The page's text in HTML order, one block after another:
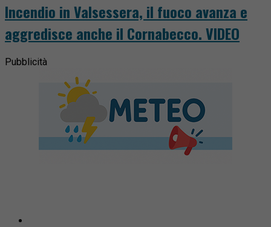
Incendio in Valsessera, il fuoco avanza e
aggredisce anche il Cornabecco. VIDEO
Pubblicità